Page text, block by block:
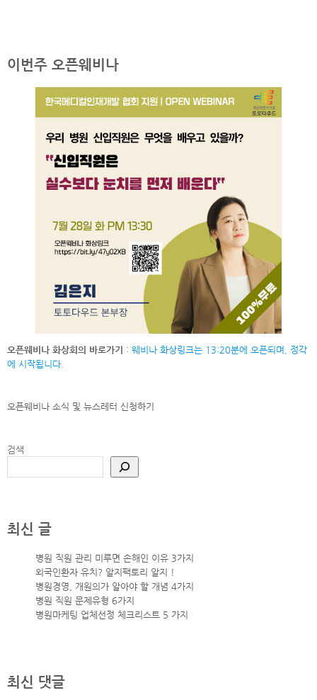
병원 내 주요 연락망 / 내선번호표(준비중)
병원비전, 핵심가치(준비중) 교육보고서 작성(준비중)
병원 원내규정 및 복지(준비중)
병원 신규직원 교육 어떻게 하나요?
병원직원퇴사, 병원신규직원 이탈박는 방법 3가지
이번주 오픈웨비나
오픈웨비나 화상회의 바로가기
: 웨비나 화상링크는 13:20분에 오픈되며, 정각
에 시작됩니다.
오픈웨비나 소식 및 뉴스레터 신청하기
검색
최신 글
병원 직원 관리 미루면 손해인 이유 3가지
외국인환자 유치? 알지팩토리 알지 !
병원경영, 개원의가 알아야 할 개념 4가지
병원 직원 문제유형 6가지
병원마케팅 업체선정 체크리스트 5 가지
최신 댓글